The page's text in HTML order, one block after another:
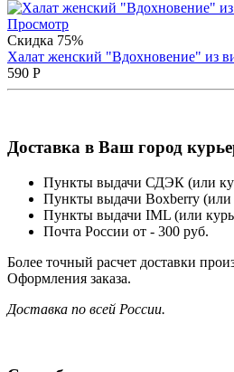
Просмотр
Скидка 75%
Халат женский "Вдохновение" из
590 Р
Доставка в Ваш город
Пункты выдачи СДЭК (или
Пункты выдачи Boxberry (или
Пункты выдачи IML (или
Почта России от - 300 руб.
Более точный расчет доставки
Оформления заказа.
Доставка по всей России.